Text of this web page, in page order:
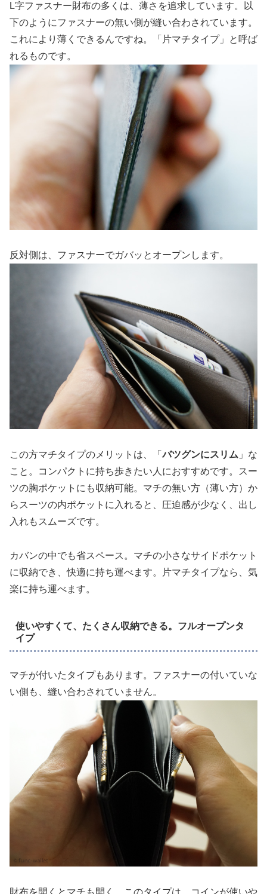
L字ファスナー財布の多くは、薄さを追求しています。以
下のようにファスナーの無い側が縫い合わされています。
これにより薄くできるんですね。「片マチタイプ」と呼ば
れるものです。
反対側は、ファスナーでガバッとオープンします。
この方マチタイプのメリットは、「バツグンにスリム 」な
こと。コンパクトに持ち歩きたい人におすすめです。スー
ツの胸ポケットにも収納可能。マチの無い方（薄い方）か
らスーツの内ポケットに入れると、圧迫感が少なく、出し
入れもスムーズです。
カバンの中でも省スペース。マチの小さなサイドポケット
に収納でき、快適に持ち運べます。片マチタイプなら、気
楽に持ち運べます。
使いやすくて、たくさん収納できる。フルオープンタ
イプ
マチが付いたタイプもあります。ファスナーの付いていな
い側も、縫い合わされていません。
財布を開くとマチも開く。このタイプは、コインが使いや